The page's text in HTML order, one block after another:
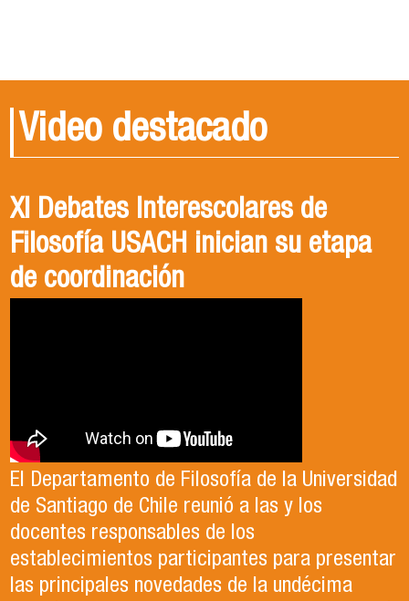
Video destacado
XI Debates Interescolares de
Filosofía USACH inician su etapa
de coordinación
El Departamento de Filosofía de la Universidad
de Santiago de Chile reunió a las y los
docentes responsables de los
establecimientos participantes para presentar
las principales novedades de la undécima